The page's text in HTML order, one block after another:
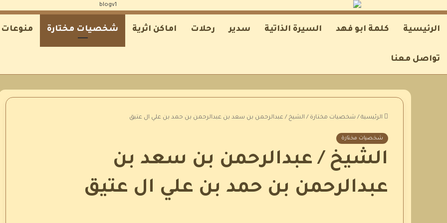
الرئيسية كلمة ابو فهد السيرة الذاتية سدير رحلات اماكن اثرية شخصيات مختارة منوعات
تواصل معنا
الرئيسية / شخصيات مختارة / الشيخ / عبدالرحمن بن سعد بن عبدالرحمن بن حمد بن علي ال عتيق
شخصيات مختارة
الشيخ / عبدالرحمن بن سعد بن
عبدالرحمن بن حمد بن علي ال عتيق